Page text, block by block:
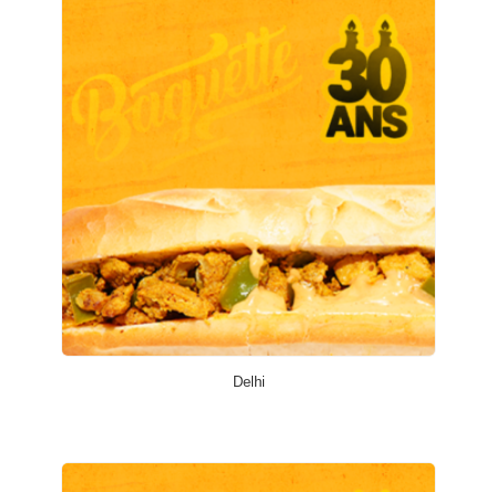
Delhi